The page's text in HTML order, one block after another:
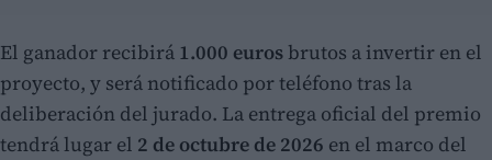
El ganador recibirá 1.000 euros brutos a invertir en el
proyecto, y será notificado por teléfono tras la
deliberación del jurado. La entrega oficial del premio
tendrá lugar el 2 de octubre de 2026 en el marco del